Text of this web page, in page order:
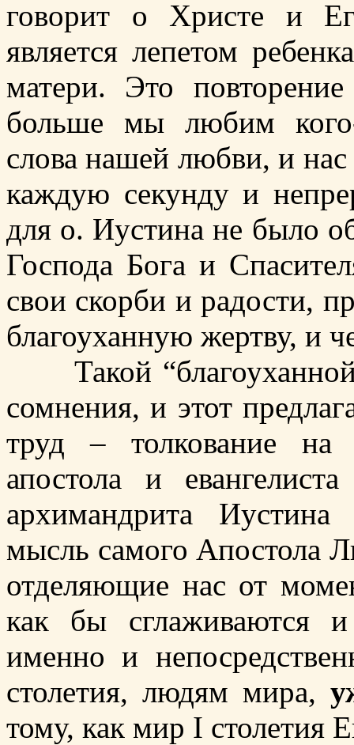
говорит о Христе и
является лепетом
матери. Это
больше мы любим
слова нашей любви, и нас
каждую секунду и
для о. Иустина не было
Господа Бога и
свои скорби и радости,
благоуханную жертву, и
Такой “благоуханной
сомнения, и этот
труд – толкование на
апостола и
архимандрита
мысль самого Апостола
отделяющие нас от
как бы сглаживаются
именно и
столетия, людям мира,
тому, как мир I столетия